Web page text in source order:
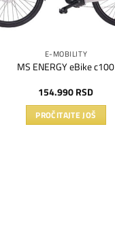
E-MOBILITY
MS ENERGY eBike c100
154.990RSD
PROČITAJTE JOŠ